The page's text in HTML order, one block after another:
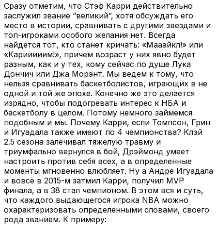
Сразу отметим, что Стэф Карри действительно
заслужил звание “великий”, хотя обсуждать его
место в истории, сравнивать с другими звездами и
топ-игроками особого желания нет. Всегда
найдется тот, кто станет кричать: «Мааайкл!» или
«Карииииим!», причем возраст у них явно будет
разным, как и у тех, кому сейчас по душе Лука
Дончич или Джа Морэнт. Мы ведем к тому, что
нельзя сравнивать баскетболистов, играющих в не
одной и той же эпохе. Конечно же это делается
изрядно, чтобы подогревать интерес к НБА и
баскетболу в целом. Потому немного займемся
подобным и мы. Почему Карри, если Томпсон, Грин
и Игуадала также имеют по 4 чемпионства? Клэй
2.5 сезона залечивал тяжелую травму и
триумфально вернулся в бой, Дрэймонд умеет
настроить против себя всех, а в определенные
моменты мгновенно влюбляет. Ну а Андре Игуадала
и вовсе в 2015-м затмил Карри, получил MVP
финала, а в 38 стал чемпионом. В этом вся и суть,
что каждого выдающегося игрока NBA можно
охарактеризовать определенными словами, своего
рода званием. К примеру: